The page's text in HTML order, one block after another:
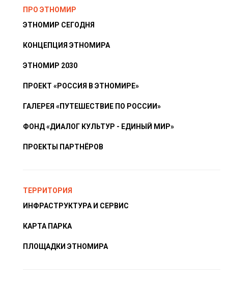
ПРО ЭТНОМИР
ЭТНОМИР СЕГОДНЯ
КОНЦЕПЦИЯ ЭТНОМИРА
ЭТНОМИР 2030
ПРОЕКТ «РОССИЯ В ЭТНОМИРЕ»
ГАЛЕРЕЯ «ПУТЕШЕСТВИЕ ПО РОССИИ»
ФОНД «ДИАЛОГ КУЛЬТУР - ЕДИНЫЙ МИР»
ПРОЕКТЫ ПАРТНЁРОВ
ТЕРРИТОРИЯ
ИНФРАСТРУКТУРА И СЕРВИС
КАРТА ПАРКА
ПЛОЩАДКИ ЭТНОМИРА